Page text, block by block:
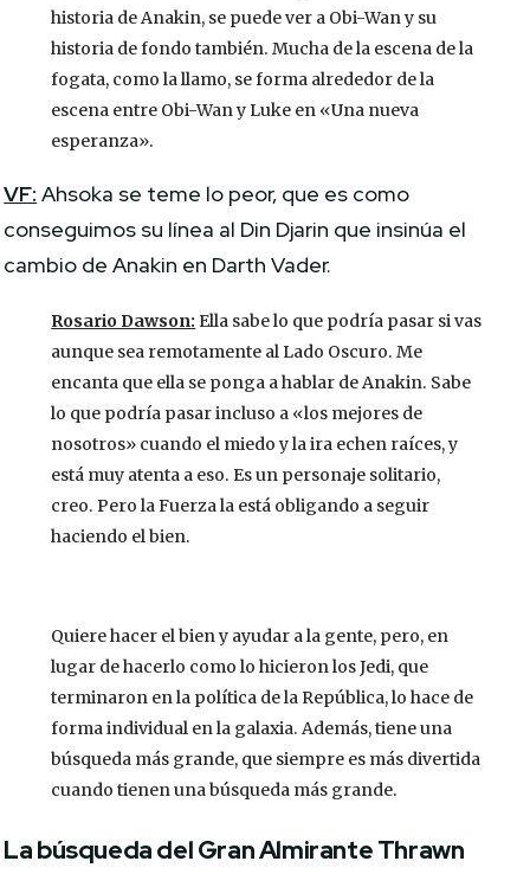
historia de Anakin, se puede ver a Obi-Wan y su
historia de fondo también. Mucha de la escena de la
fogata, como la llamo, se forma alrededor de la
escena entre Obi-Wan y Luke en «Una nueva
esperanza».
VF: Ahsoka se teme lo peor, que es como
conseguimos su línea al Din Djarin que insinúa el
cambio de Anakin en Darth Vader.
Rosario Dawson: Ella sabe lo que podría pasar si vas
aunque sea remotamente al Lado Oscuro. Me
encanta que ella se ponga a hablar de Anakin. Sabe
lo que podría pasar incluso a «los mejores de
nosotros» cuando el miedo y la ira echen raíces, y
está muy atenta a eso. Es un personaje solitario,
creo. Pero la Fuerza la está obligando a seguir
haciendo el bien.
Quiere hacer el bien y ayudar a la gente, pero, en
lugar de hacerlo como lo hicieron los Jedi, que
terminaron en la política de la República, lo hace de
forma individual en la galaxia. Además, tiene una
búsqueda más grande, que siempre es más divertida
cuando tienen una búsqueda más grande.
La búsqueda del Gran Almirante Thrawn